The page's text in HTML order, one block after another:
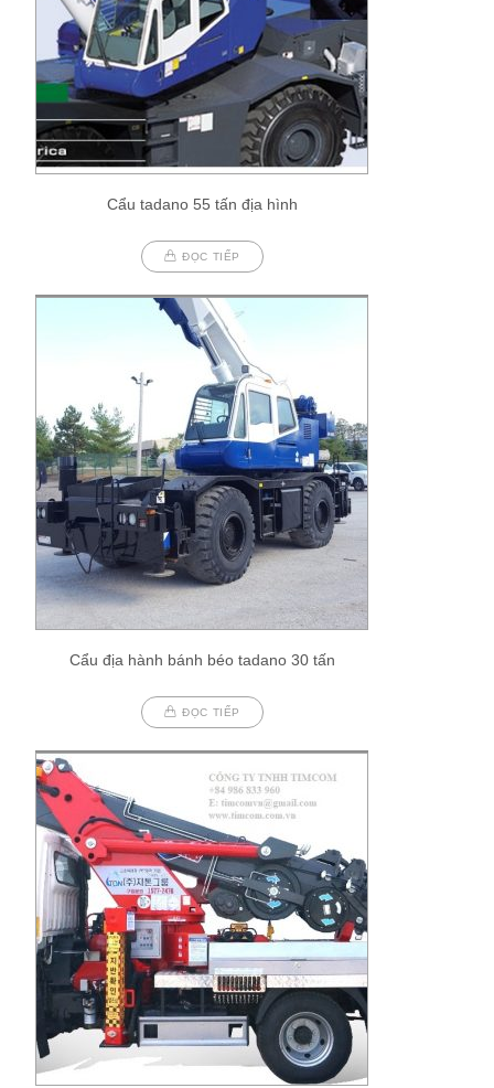
Cẩu tadano 55 tấn địa hình
ĐỌC TIẾP
Cẩu địa hành bánh béo tadano 30 tấn
ĐỌC TIẾP